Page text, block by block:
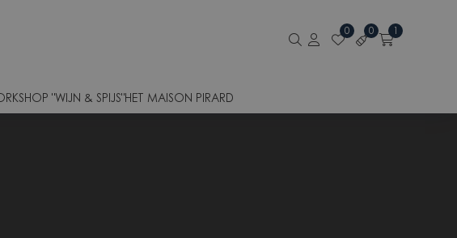
0 0 1
"WIJN & SPIJS"HET MAISON PIRARD